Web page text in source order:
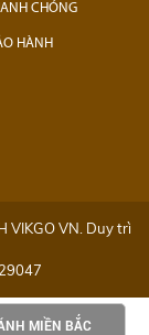
CHÓNG
HÀNH
VIKGO VN. Duy trì
MIỀN BẮC